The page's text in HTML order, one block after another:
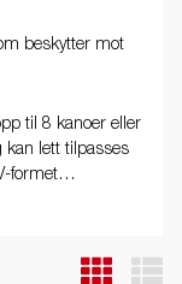
beskytter mot
til 8 kanoer eller
kan lett tilpasses
formet
Varmgalvanisert
levetiden.